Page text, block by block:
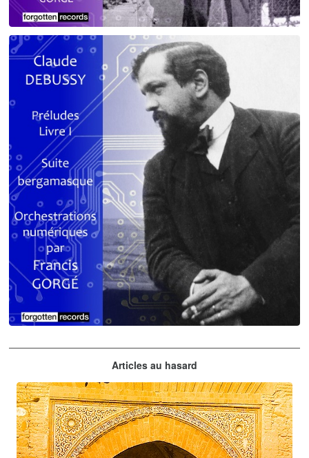
Debussy - Schmitt - Ravel
orchestrations numériques par Francis Gorgé
Articles au hasard